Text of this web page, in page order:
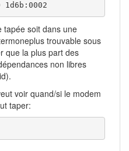
tapée soit dans une
trouvable sous
que la plus part des
non libres
voir quand/si le modem
taper: